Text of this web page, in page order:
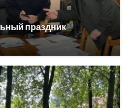
праздник